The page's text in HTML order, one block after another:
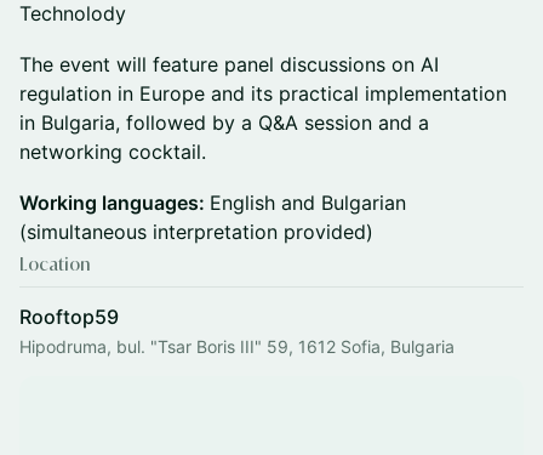
Technolody
The event will feature panel discussions on AI
regulation in Europe and its practical implementation
in Bulgaria, followed by a Q&A session and a
networking cocktail.
Working languages: English and Bulgarian
(simultaneous interpretation provided)
Location
Rooftop59
Hipodruma, bul. "Tsar Boris III" 59, 1612 Sofia, Bulgaria